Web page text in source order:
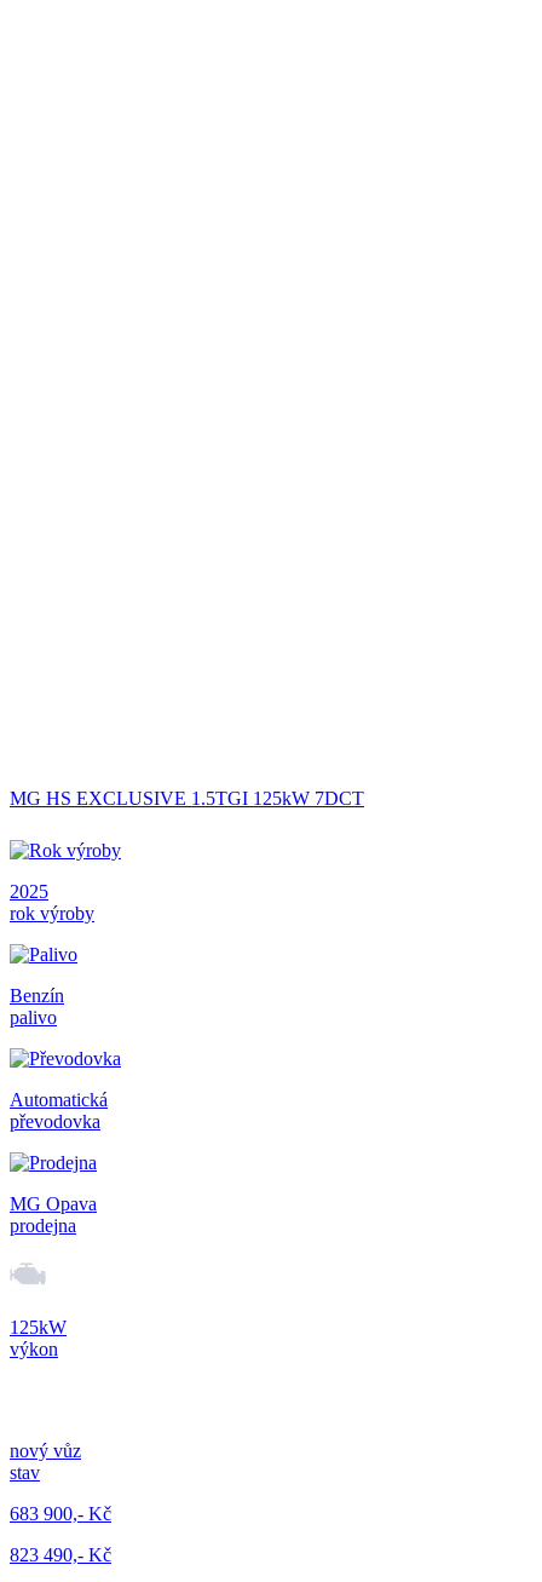
MG HS EXCLUSIVE 1.5TGI 125kW 7DCT
2025
rok výroby
Benzín
palivo
Automatická
převodovka
MG Opava
prodejna
125kW
výkon
nový vůz
stav
683 900,- Kč
823 490,- Kč